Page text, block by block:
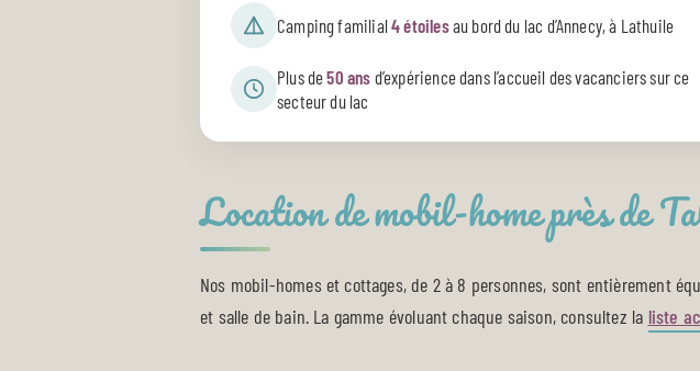
Camping familial4 étoilesau bord du lac d’Annecy, à Lathuile
Plus de50 ans d’expérience dans l’accueil des vacanciers sur ce
secteur du lac
Location de mobil-home près de
Nos mobil-homes et cottages, de 2 à 8 personnes, sont entièrement
et salle de bain. La gamme évoluant chaque saison, consultez la liste